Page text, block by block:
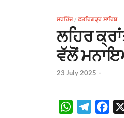
ਸਰਹਿੰਦ/ ਫ਼ਤਹਿਗੜ੍ਹ ਸਾਹਿਬ
ਲਹਿਰ
ਵੱਲੋਂ
23 July 2025 -
W